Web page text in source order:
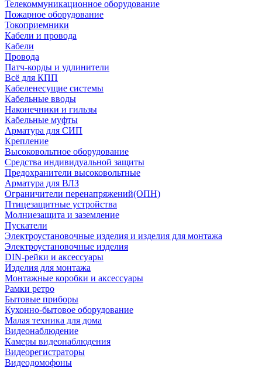
Телекоммуникационное оборудование
Пожарное оборудование
Токоприемники
Кабели и провода
Кабели
Провода
Патч-корды и удлинители
Всё для КПП
Кабеленесущие системы
Кабельные вводы
Наконечники и гильзы
Кабельные муфты
Арматура для СИП
Крепление
Высоковольтное оборудование
Средства индивидуальной защиты
Предохранители высоковольтные
Арматура для ВЛЗ
Ограничители перенапряжений(ОПН)
Птицезащитные устройства
Молниезащита и заземление
Пускатели
Электроустановочные изделия и изделия для монтажа
Электроустановочные изделия
DIN-рейки и аксессуары
Изделия для монтажа
Монтажные коробки и аксессуары
Рамки ретро
Бытовые приборы
Кухонно-бытовое оборудование
Малая техника для дома
Видеонаблюдение
Камеры видеонаблюдения
Видеорегистраторы
Видеодомофоны